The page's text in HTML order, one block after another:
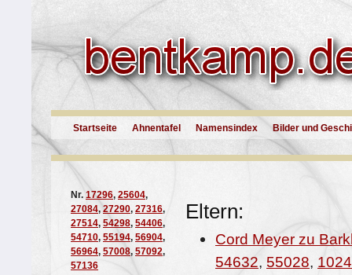
Startseite Ahnentafel Namensindex Bilder und
Nr. 17296, 25604,
27084, 27290, 27316,
27514, 54298, 54406,
54710, 55194, 56904,
56964, 57008, 57092,
57136
Eltern:
Cord Meyer zu
54632, 55028,